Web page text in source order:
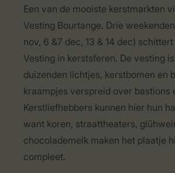
Een van de mooiste kerstmarkten
Vesting Bourtange. Drie
nov, 6 &7 dec, 13 & 14 dec)
Vesting in kerstsferen. De vesting
duizenden lichtjes, kerstbomen en
kraampjes verspreid over bastions
Kerstliefhebbers kunnen hier hun
want koren, straattheaters,
chocolademelk maken het plaatje
compleet.